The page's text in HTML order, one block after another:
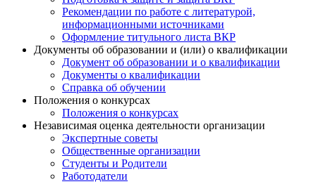
Рекомендации по работе с литературой,
информационными источниками
Оформление титульного листа ВКР
Документы об образовании и (или) о квалификации
Документ об образовании и о квалификации
Документы о квалификации
Справка об обучении
Положения о конкурсах
Положения о конкурсах
Независимая оценка деятельности организации
Экспертные советы
Общественные организации
Студенты и Родители
Работодатели